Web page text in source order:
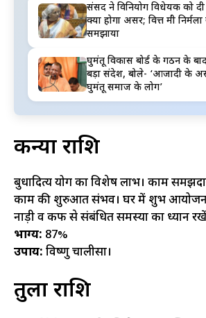
संसद ने विनियोग विधेयक को
क्या होगा असर; वित्त मंत्री
समझाया
घुमंतू विकास बोर्ड के गठन के
बड़ा संदेश, बोले- ‘आजादी के
घुमंतू समाज के लोग’
कन्या राशि
बुधादित्य योग का विशेष लाभ। काम
काम की शुरुआत संभव। घर में शुभ
नाड़ी व कफ से संबंधित समस्या का ध्यान
भाग्य: 87%
उपाय: विष्णु चालीसा।
तुला राशि